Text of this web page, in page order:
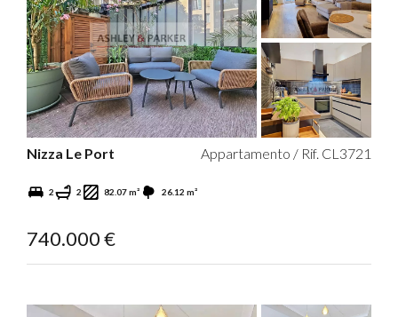
Nizza Le Port Appartamento / Rif. CL3721
2 2 82.07 m² 26.12 m²
740.000 €